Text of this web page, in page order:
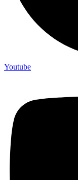
Youtube